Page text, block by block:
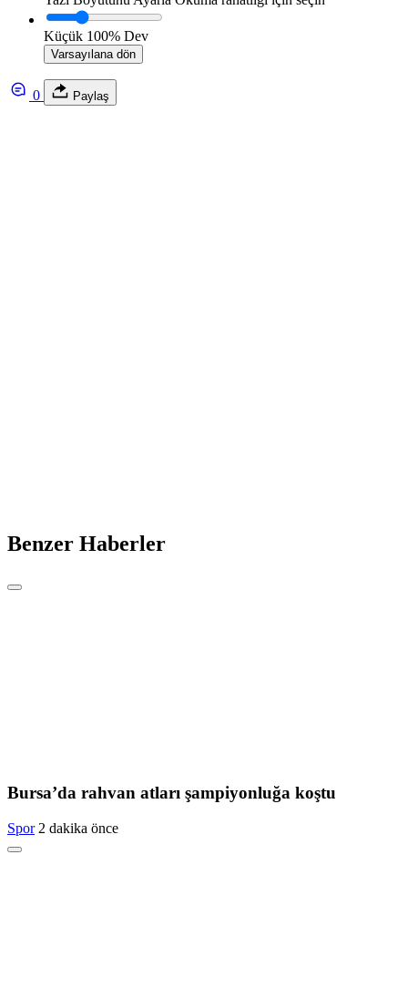
Küçük 100% Dev
Varsayılana dön
0 Paylaş
Benzer Haberler
Bursa’da rahvan atları şampiyonluğa koştu
Spor 2 dakika önce